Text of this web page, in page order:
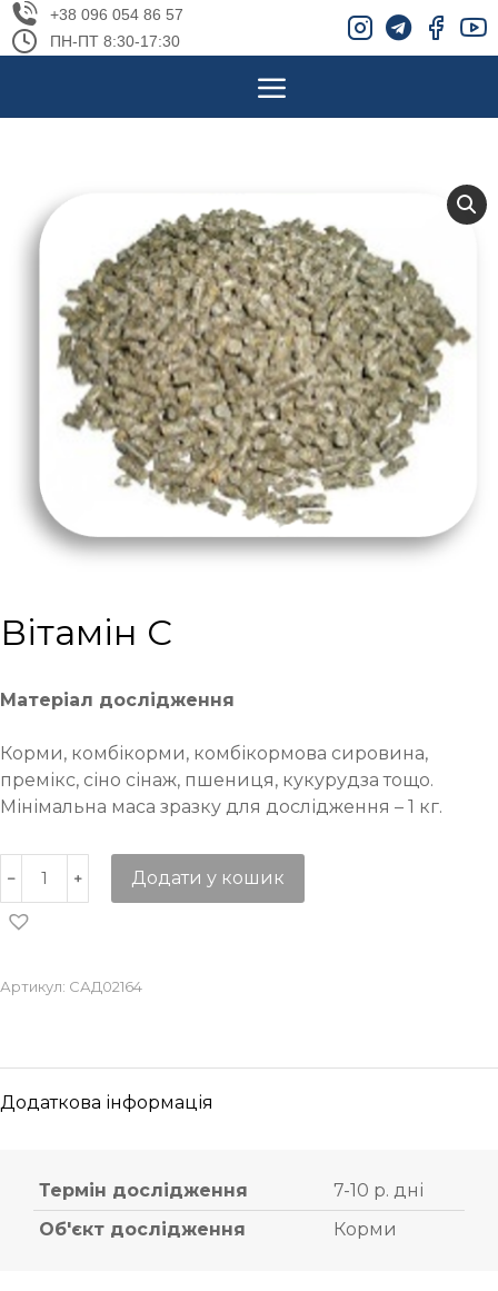
+38 096 054 86 57
ПН-ПТ 8:30-17:30
Вітамін C
Матеріал дослідження
Корми, комбікорми, комбікормова сировина,
премікс, сіно сінаж, пшениця, кукурудза тощо.
Мінімальна маса зразку для дослідження – 1 кг.
Додати у кошик
Артикул: САД02164
Додаткова інформація
Термін дослідження
7-10 р. дні
Об'єкт дослідження
Корми